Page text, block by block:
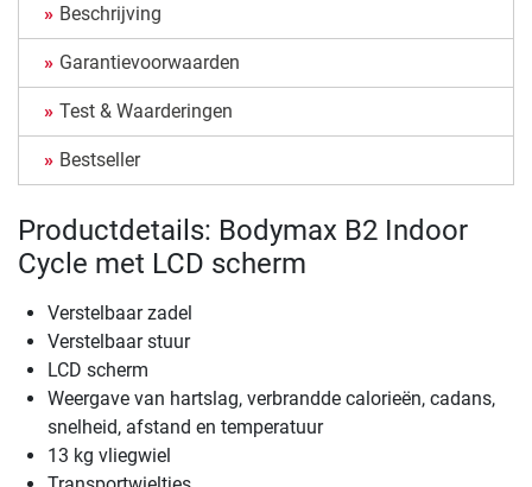
Beschrijving
Garantievoorwaarden
Test & Waarderingen
Bestseller
Productdetails: Bodymax B2 Indoor
Cycle met LCD scherm
Verstelbaar zadel
Verstelbaar stuur
LCD scherm
Weergave van hartslag, verbrandde calorieën, cadans,
snelheid, afstand en temperatuur
13 kg vliegwiel